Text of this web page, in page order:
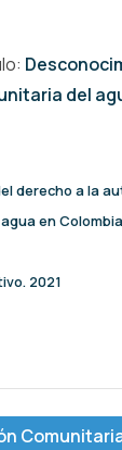
del
derecho a la
en
2021